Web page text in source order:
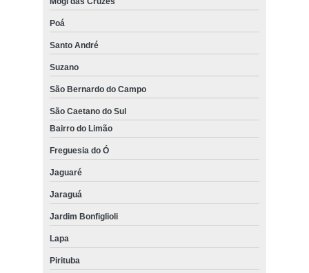
Poá
Santo André
Suzano
São Bernardo do Campo
São Caetano do Sul
Bairro do Limão
Freguesia do Ó
Jaguaré
Jaraguá
Jardim Bonfiglioli
Lapa
Pirituba